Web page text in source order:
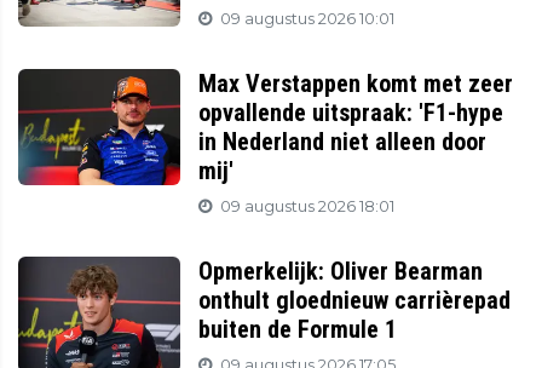
09 augustus 2026 10:01
Max Verstappen komt met zeer
opvallende uitspraak: 'F1-hype
in Nederland niet alleen door
mij'
09 augustus 2026 18:01
Opmerkelijk: Oliver Bearman
onthult gloednieuw carrièrepad
buiten de Formule 1